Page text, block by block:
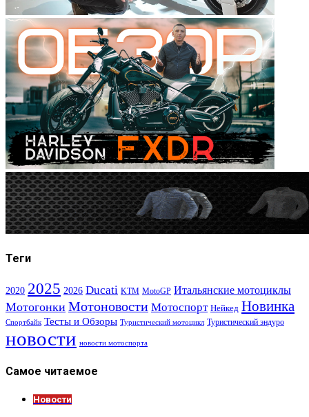
Теги
2020 2025 2026 Ducati KTM MotoGP Итальянские мотоциклы
Мотогонки Мотоновости Мотоспорт Нейкед Новинка
Спортбайк Тесты и Обзоры Туристический мотоцикл Туристический эндуро
новости новости мотоспорта
Самое читаемое
Новости